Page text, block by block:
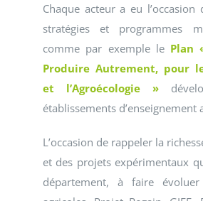
Chaque acteur a eu l’occasion
stratégies et programmes
comme par exemple le Plan
Produire Autrement, pour
et l’Agroécologie »
établissements d’enseignement
L’occasion de rappeler la
et des projets expérimentaux
département, à faire